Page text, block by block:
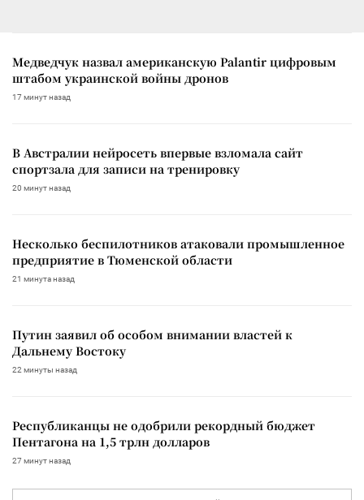
Медведчук назвал американскую Palantir цифровым
штабом украинской войны дронов
17 минут назад
В Австралии нейросеть впервые взломала сайт
спортзала для записи на тренировку
20 минут назад
Несколько беспилотников атаковали промышленное
предприятие в Тюменской области
21 минута назад
Путин заявил об особом внимании властей к
Дальнему Востоку
22 минуты назад
Республиканцы не одобрили рекордный бюджет
Пентагона на 1,5 трлн долларов
27 минут назад